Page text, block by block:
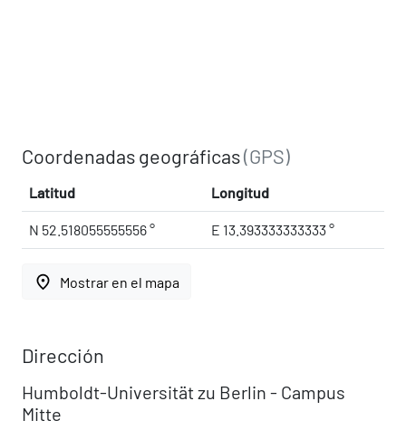
Coordenadas geográficas(GPS)
Latitud Longitud
N 52.518055555556 ° E 13.393333333333 °
place Mostrar en el mapa
Dirección
Humboldt-Universität zu Berlin - Campus
Mitte